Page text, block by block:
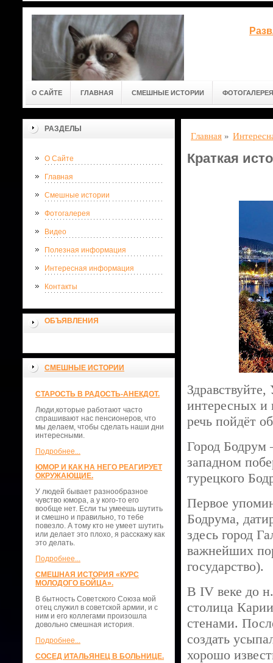
О САЙТЕ ГЛАВНАЯ СМЕШНЫЕ ИСТОРИИ ФОТОГАЛЕРЕЯ
РАЗДЕЛЫ
О Сайте
Главная
Смешные истории
Фотогалерея
Видео
Полезная информация
Интересная информация
Контакты
ОБЪЯВЛЕНИЯ
СМЕШНЫЕ ИСТОРИИ
СТАРОСТЬ В РАДОСТЬ-АНЕКДОТ.
Люди,которые работают часто
спрашивают нас пенсионеров, что
мы делаем, чтобы сделать наши дни
интересными.
Подробнее...
ЮМОР И КАК НА НЕГО РЕАГИРУЕТ
ОКРУЖАЮЩИЕ.
У людей бывает разнообразное
чувство юмора, а у кого-то его
вообще нет. Если ты умеешь шутить
и смешно и правильно, то тебе
повезло. А тому кто не умеет шутить
или делает это плохо, я расскажу как
это делать.
Подробнее...
СМЕШНАЯ ИСТОРИЯ «КУРС
МОЛОДОГО БОЙЦА».
В бытность Советского Союза мой
отец служил в советской армии, и с
ним и его коллегами произошла
довольно смешная история.
Подробнее...
СОСЕД ИТАЛЬЯНЕЦ В БОЛЬНИЦЕ.
Главная »
Краткая
интересных и
речь пойдёт
Город Бодрум
западном
турецкого
Первое
Бодрума,
здесь город
важнейших
государство).
В IV веке до
столица
стенами.
создать
хорошо